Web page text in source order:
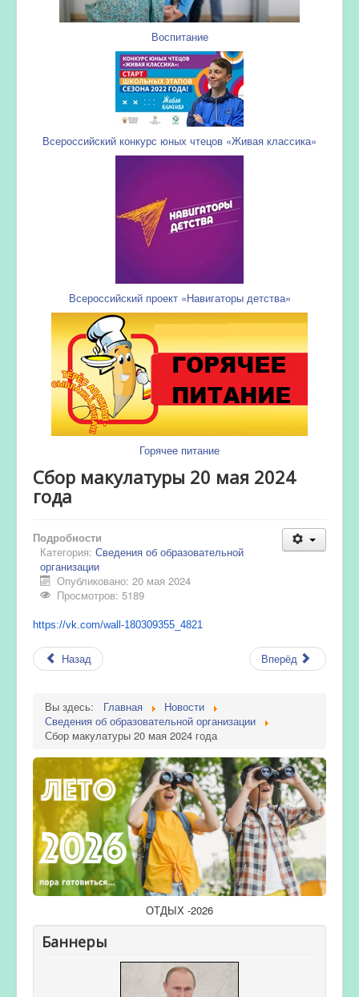
Воспитание
Всероссийский конкурс юных чтецов «Живая классика»
Всероссийский проект «Навигаторы детства»
Горячее питание
Сбор макулатуры 20 мая 2024
года
Подробности
Категория: Сведения об образовательной
организации
Опубликовано: 20 мая 2024
Просмотров: 5189
https://vk.com/wall-180309355_ 4821
Назад Вперёд
Вы здесь: Главная
Новости
Сведения об образовательной организации
Сбор макулатуры 20 мая 2024 года
ОТДЫХ -2026
Баннеры